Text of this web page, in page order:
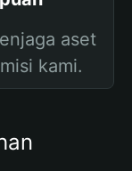
aset
kami.